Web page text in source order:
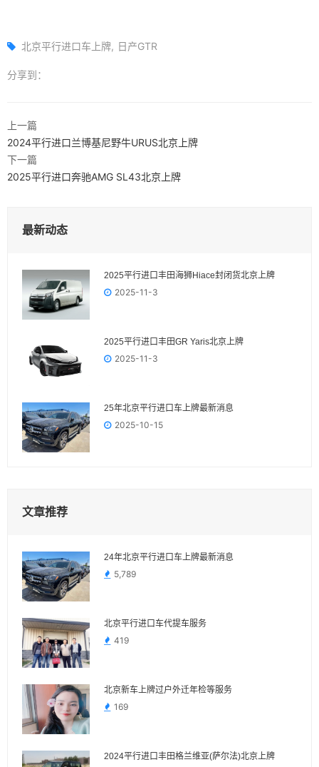
北京平行进口车上牌 日产GTR
分享到：
上一篇
2024平行进口兰博基尼野牛URUS北京上牌
下一篇
2025平行进口奔驰AMG SL43北京上牌
最新动态
2025平行进口丰田海狮Hiace封闭货北京上牌
2025-11-3
2025平行进口丰田GR Yaris‌北京上牌
2025-11-3
25年北京平行进口车上牌最新消息
2025-10-15
文章推荐
24年北京平行进口车上牌最新消息
5,789
北京平行进口车代提车服务
419
北京新车上牌过户外迁年检等服务
169
2024平行进口丰田格兰维亚(萨尔法)北京上牌